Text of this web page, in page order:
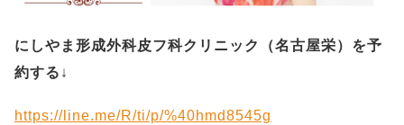
にしやま形成外科皮フ科クリニック（名古屋栄）を予
約する ↓
https://line.me/R/ti/p/%40hmd8545g